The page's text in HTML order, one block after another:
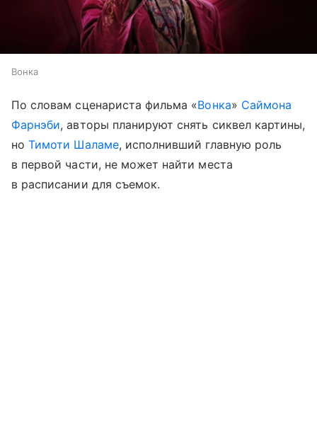
Вонка
По словам сценариста фильма «Вонка» Саймона
Фарнэби, авторы планируют снять сиквел картины,
ноТимоти Шаламе, исполнивший главную роль
в первой части, не может найти места
в расписании для съемок.